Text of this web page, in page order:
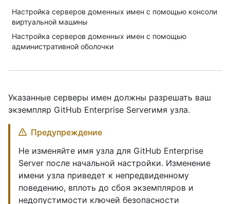
Настройка серверов доменных имен с помощью консоли
виртуальной машины
Настройка серверов доменных имен с помощью
административной оболочки
Указанные серверы имен должны разрешать ваш
экземпляр GitHub Enterprise Serverимя узла.
Предупреждение
Не изменяйте имя узла для GitHub Enterprise
Server после начальной настройки. Изменение
имени узла приведет к непредвиденному
поведению, вплоть до сбоя экземпляров и
недопустимости ключей безопасности